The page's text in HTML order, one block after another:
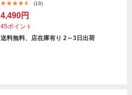
(18)
4,490円
45ポイント
送料無料、店在庫有り 2～3日出荷